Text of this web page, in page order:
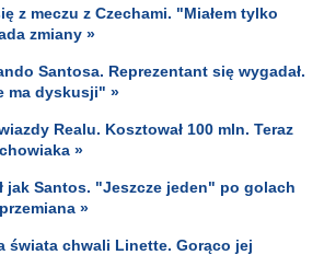
z meczu z Czechami. "Miałem tylko
zmiany »
Santosa. Reprezentant się wygadał.
ma dyskusji" »
Realu. Kosztował 100 mln. Teraz
»
jak Santos. "Jeszcze jeden" po golach
»
świata chwali Linette. Gorąco jej